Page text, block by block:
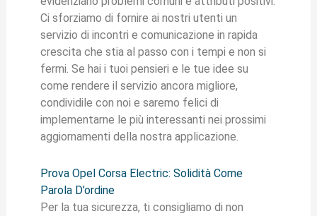
Ci sforziamo di fornire ai nostri utenti un
servizio di incontri e comunicazione in rapida
crescita che stia al passo con i tempi e non si
fermi. Se hai i tuoi pensieri e le tue idee su
come rendere il servizio ancora migliore,
condividile con noi e saremo felici di
implementarne le più interessanti nei prossimi
aggiornamenti della nostra applicazione.
Prova Opel Corsa Electric: Solidità Come
Parola D’ordine
Per la tua sicurezza, ti consigliamo di non